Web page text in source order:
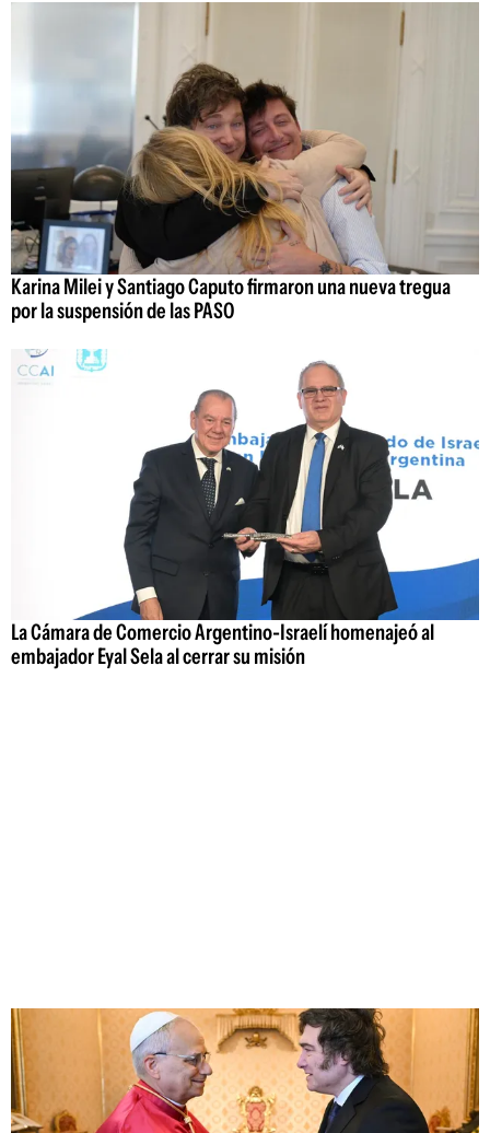
Karina Milei y Santiago Caputo firmaron una nueva tregua
por la suspensión de las PASO
La Cámara de Comercio Argentino-Israelí homenajeó al
embajador Eyal Sela al cerrar su misión